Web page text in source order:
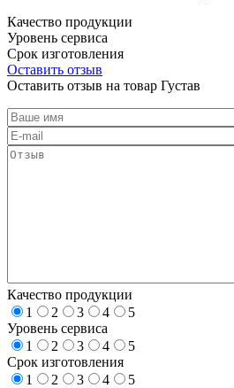
Качество продукции
Уровень сервиса
Срок изготовления
Оставить отзыв
Оставить отзыв на товар Густав
Качество продукции
1
2 3 4
5
Уровень сервиса
1
2 3 4
5
Срок изготовления
1
2 3 4
5